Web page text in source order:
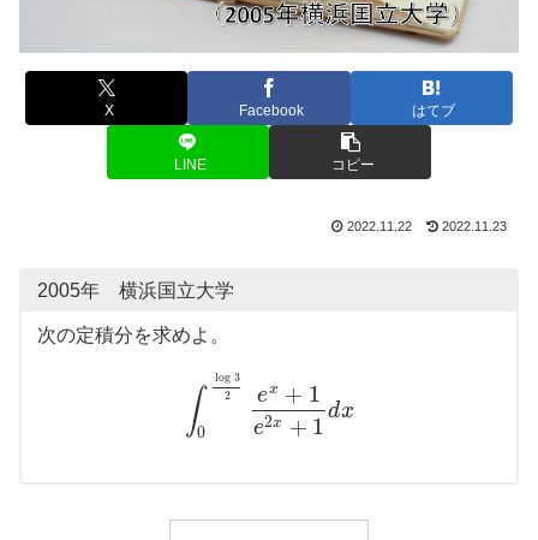
X Facebook はてブ
LINE コピー
2022.11.22 2022.11.23
2005年 横浜国立大学
次の定積分を求めよ。
∫
log 3
2
0
ex + 1
e2x + 1
dx